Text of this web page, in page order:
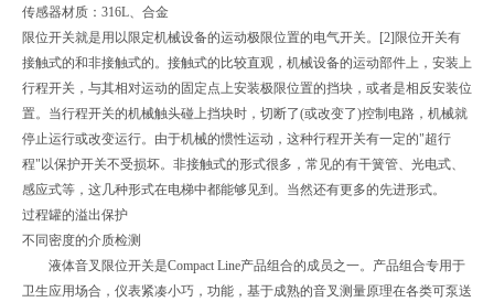
传感器材质：316L、合金
限位开关就是用以限定机械设备的运动极限位置的电气开关。[2]限位开关有
接触式的和非接触式的。接触式的比较直观，机械设备的运动部件上，安装上
行程开关，与其相对运动的固定点上安装极限位置的挡块，或者是相反安装位
置。当行程开关的机械触头碰上挡块时，切断了(或改变了)控制电路，机械就
停止运行或改变运行。由于机械的惯性运动，这种行程开关有一定的"超行
程"以保护开关不受损坏。非接触式的形式很多，常见的有干簧管、光电式、
感应式等，这几种形式在电梯中都能够见到。当然还有更多的先进形式。
过程罐的溢出保护
不同密度的介质检测
液体音叉限位开关是Compact Line产品组合的成员之一。产品组合专用于
卫生应用场合，仪表紧凑小巧，功能，基于成熟的音叉测量原理在各类可泵送